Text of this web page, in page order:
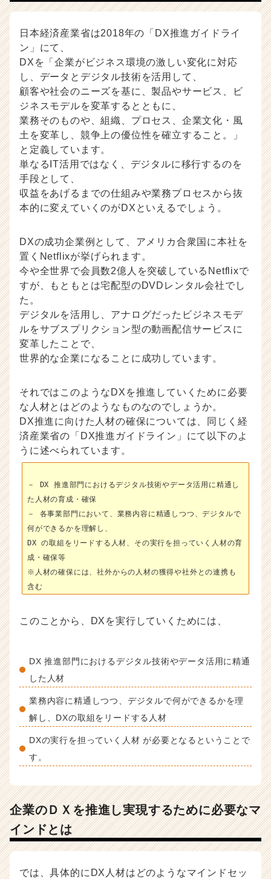
活
イ
ト
チ
ア
キ
ャ
リ
ア
（C
e
r
r
e
e
r）
日本経済産業省は2018年の「DX推進ガイドライ
ン」にて、
DXを「企業がビジネス環境の激しい変化に対応
し、データとデジタル技術を活用して、
顧客や社会のニーズを基に、製品やサービス、ビ
ジネスモデルを変革するとともに、
業務そのものや、組織、プロセス、企業文化・風
土を変革し、競争上の優位性を確立すること。」
と定義しています。
単なるIT活用ではなく、デジタルに移行するのを
手段として、
収益をあげるまでの仕組みや業務プロセスから抜
本的に変えていくのがDXといえるでしょう。
DXの成功企業例として、アメリカ合衆国に本社を
置くNetflixが挙げられます。
今や全世界で会員数2億人を突破しているNetflixで
すが、もともとは宅配型のDVDレンタル会社でし
た。
デジタルを活用し、アナログだったビジネスモデ
ルをサブスプリクション型の動画配信サービスに
変革したことで、
世界的な企業になることに成功しています。
それではこのようなDXを推進していくために必要
な人材とはどのようなものなのでしょうか。
DX推進に向けた人材の確保については、同じく経
済産業省の「DX推進ガイドライン」にて以下のよ
うに述べられています。
－ DX 推進部門におけるデジタル技術やデータ活用に精通し
た人材の育成・確保
－ 各事業部門において、業務内容に精通しつつ、デジタルで
何ができるかを理解し、
DX の取組をリードする人材、その実行を担っていく人材の育
成・確保等
※人材の確保には、社外からの人材の獲得や社外との連携も
含む
このことから、DXを実行していくためには、
DX 推進部門におけるデジタル技術やデータ活用に精通
した人材
業務内容に精通しつつ、デジタルで何ができるかを理
解し、DXの取組をリードする人材
DXの実行を担っていく人材 が必要となるということで
す。
企業のＤＸを推進し実現するために必要なマ
インドとは
では、具体的にDX人材はどのようなマインドセッ